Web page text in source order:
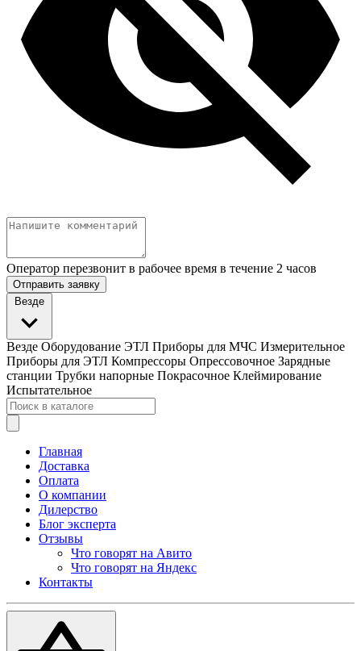
Оператор перезвонит в рабочее время в течение 2 часов
Отправить заявку
Везде
Везде Оборудование ЭТЛ Приборы для МЧС Измерительное
Приборы для ЭТЛ Компрессоры Опрессовочное Зарядные
станции Трубки напорные Покрасочное Клеймирование
Испытательное
Главная
Доставка
Оплата
О компании
Дилерство
Блог эксперта
Отзывы
Что говорят на Авито
Что говорят на Яндекс
Контакты